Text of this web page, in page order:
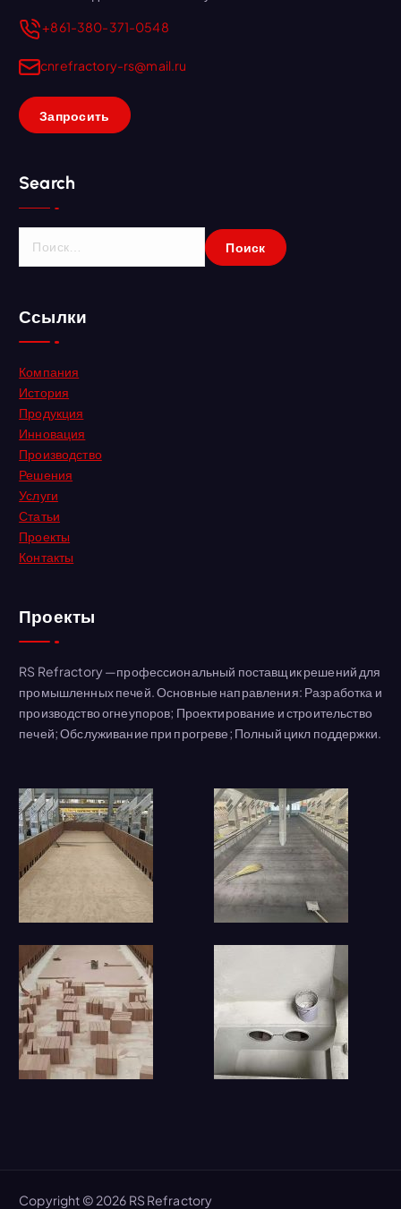
+861-380-371-0548
cnrefractory-rs@mail.ru
Запросить
Search
и
:
Ссылки
Компания
История
Продукция
Инновация
Производство
Решения
Услуги
Статьи
Проекты
Контакты
Проекты
RS Refractory —профессиональный поставщик решений для
промышленных печей. Основные направления: Разработка и
производство огнеупоров; Проектирование и строительство
печей; Обслуживание при прогреве; Полный цикл поддержки.
Copyright © 2026 RS Refractory